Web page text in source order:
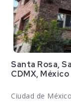
Santa Rosa,
CDMX,
Ciudad de México